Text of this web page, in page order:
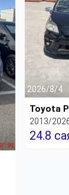
2026/8/4
Toyota
2013/
24.8